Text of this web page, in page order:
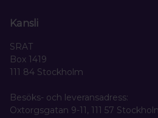
Kansli
SRAT
Box 1419
111 84 Stockholm
Besöks- och leveransadress:
Oxtorgsgatan 9-11, 111 57